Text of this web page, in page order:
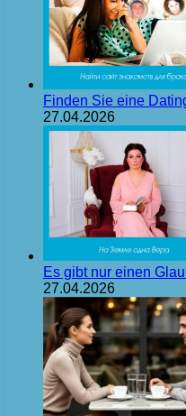
Finden Sie eine
27.04.2026
Es gibt nur einen
27.04.2026